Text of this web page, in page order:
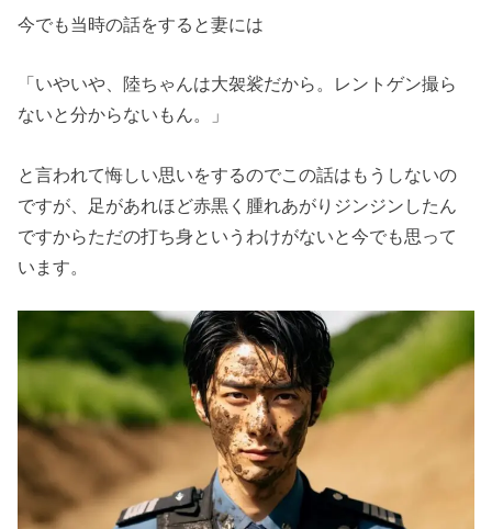
今でも当時の話をすると妻には
「いやいや、陸ちゃんは大袈裟だから。レントゲン撮ら
ないと分からないもん。」
と言われて悔しい思いをするのでこの話はもうしないの
ですが、足があれほど赤黒く腫れあがりジンジンしたん
ですからただの打ち身というわけがないと今でも思って
います。